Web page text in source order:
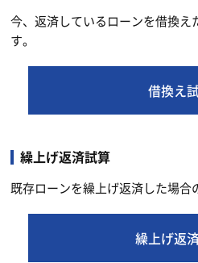
今、返済しているローンを借換え
す。
借換え
繰上げ返済試算
既存ローンを繰上げ返済した場合
繰上げ返